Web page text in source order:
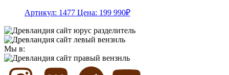
Артикул: 1477 Цена: 199 990₽
Мы в: